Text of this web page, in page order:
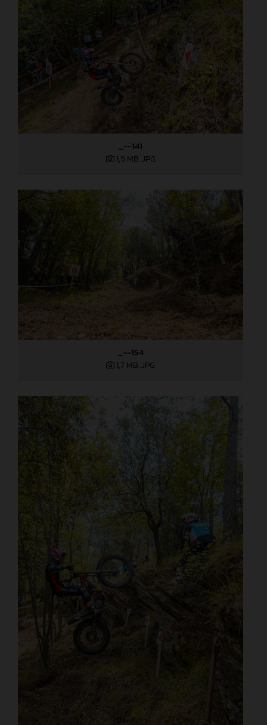
_--141
1,9 MB .JPG
_--154
1,7 MB .JPG